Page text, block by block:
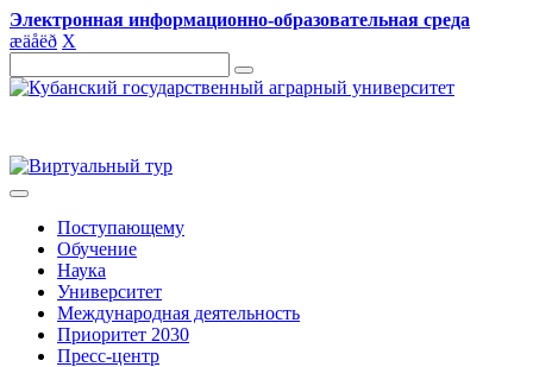
Электронная информационно-образовательная среда
æäåëð X
Поступающему
Обучение
Наука
Университет
Международная деятельность
Приоритет 2030
Пресс-центр